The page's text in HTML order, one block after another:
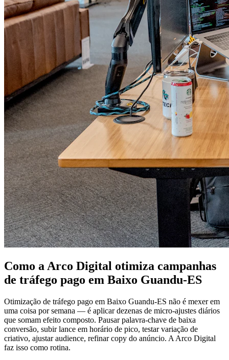
Como a Arco Digital otimiza campanhas
de tráfego pago em Baixo Guandu-ES
Otimização de tráfego pago em Baixo Guandu-ES não é mexer em
uma coisa por semana — é aplicar dezenas de micro-ajustes diários
que somam efeito composto. Pausar palavra-chave de baixa
conversão, subir lance em horário de pico, testar variação de
criativo, ajustar audience, refinar copy do anúncio. A Arco Digital
faz isso como rotina.